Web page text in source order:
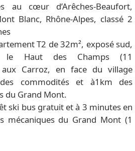
au cœur d’Arêches-Beaufort,
Blanc, Rhône-Alpes, classé 2
T2 de 32m², exposé sud,
le Haut des Champs (11
Carroz, en face du village
commodités et à1km des
du Grand Mont.
ski bus gratuit et à 3 minutes en
mécaniques du Grand Mont (1